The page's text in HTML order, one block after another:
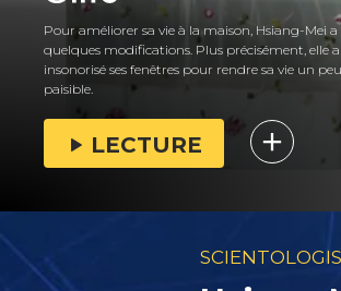
Pour améliorer sa vie à la maison, Hsiang-Mei
quelques modifications. Plus précisément, elle a
insonorisé ses fenêtres pour rendre sa vie un
paisible.
LECTURE